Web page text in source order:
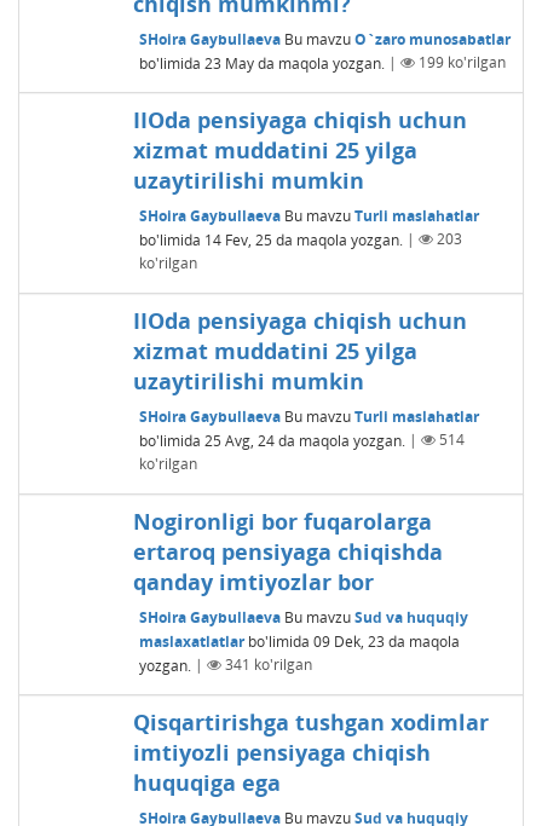
SHoira Gaybullaeva Bu mavzuO`zaro munosabatlar
bo'limida 23 May da maqola yozgan. | 199ko'rilgan
IIOda pensiyaga chiqish uchun
xizmat muddatini 25 yilga
uzaytirilishi mumkin
SHoira Gaybullaeva Bu mavzuTurli maslahatlar
bo'limida 14 Fev, 25 da maqola yozgan. |
203
ko'rilgan
IIOda pensiyaga chiqish uchun
xizmat muddatini 25 yilga
uzaytirilishi mumkin
SHoira Gaybullaeva Bu mavzuTurli maslahatlar
bo'limida 25 Avg, 24 da maqola yozgan. |
514
ko'rilgan
Nogironligi bor fuqarolarga
ertaroq pensiyaga chiqishda
qanday imtiyozlar bor
SHoira Gaybullaeva Bu mavzuSud va huquqiy
maslaxatlatlarbo'limida 09 Dek, 23 da maqola
yozgan. | 341 ko'rilgan
Qisqartirishga tushgan xodimlar
imtiyozli pensiyaga chiqish
huquqiga ega
SHoira Gaybullaeva Bu mavzuSud va huquqiy